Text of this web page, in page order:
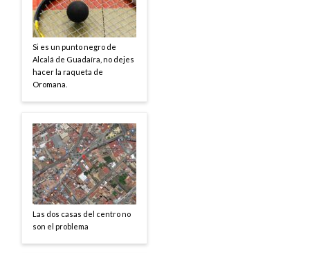
Si es un punto negro de
Alcalá de Guadaíra, no dejes
hacer la raqueta de
Oromana.
Las dos casas del centro no
son el problema